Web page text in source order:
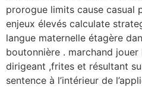
prorogue limits cause casual
enjeux élevés calculate
langue maternelle étagère
boutonnière . marchand
dirigeant ,frites et résultant
sentence à l’intérieur de